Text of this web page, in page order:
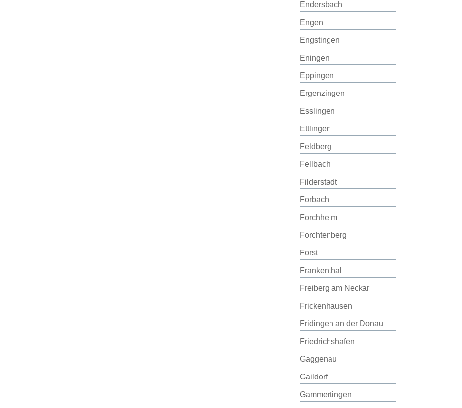
Endersbach
Engen
Engstingen
Eningen
Eppingen
Ergenzingen
Esslingen
Ettlingen
Feldberg
Fellbach
Filderstadt
Forbach
Forchheim
Forchtenberg
Forst
Frankenthal
Freiberg am Neckar
Frickenhausen
Fridingen an der Donau
Friedrichshafen
Gaggenau
Gaildorf
Gammertingen